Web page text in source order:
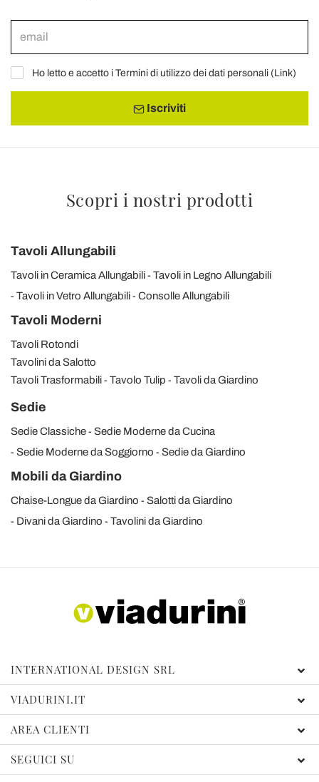
Ho letto e accetto i Termini di utilizzo dei dati personali (Link)
Iscriviti
Scopri i nostri prodotti
Tavoli Allungabili
Tavoli in Ceramica Allungabili
Tavoli in Legno Allungabili
Tavoli in Vetro Allungabili
Consolle Allungabili
Tavoli Moderni
Tavoli Rotondi
Tavolini da Salotto
Tavoli Trasformabili
Tavolo Tulip Tavoli da Giardino
Sedie
Sedie Classiche
Sedie Moderne da Cucina
Sedie Moderne da Soggiorno
Sedie da Giardino
Mobili da Giardino
Chaise-Longue da Giardino
Salotti da Giardino
Divani da Giardino
Tavolini da Giardino
INTERNATIONAL DESIGN SRL
VIADURINI.IT
AREA CLIENTI
SEGUICI SU